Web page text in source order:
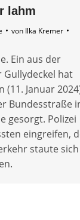
lahm
von Ilka Kremer
Ein aus der
Gullydeckel hat
Januar
Bundesstraße
gesorgt. Polizei
eingreifen,
staute sich